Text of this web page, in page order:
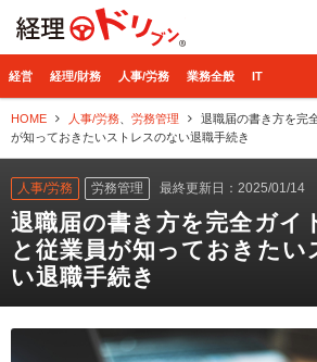
経営 経理/財務 人事/労務 業務全般 IT
HOME 人事/労務 労務管理
退職届の書き方を完
が知っておきたいストレスのない退職手続き
人事/労務 労務管理 最終更新日：2025/01/14
退職届の書き方を完全ガイ
と従業員が知っておきたい
い退職手続き